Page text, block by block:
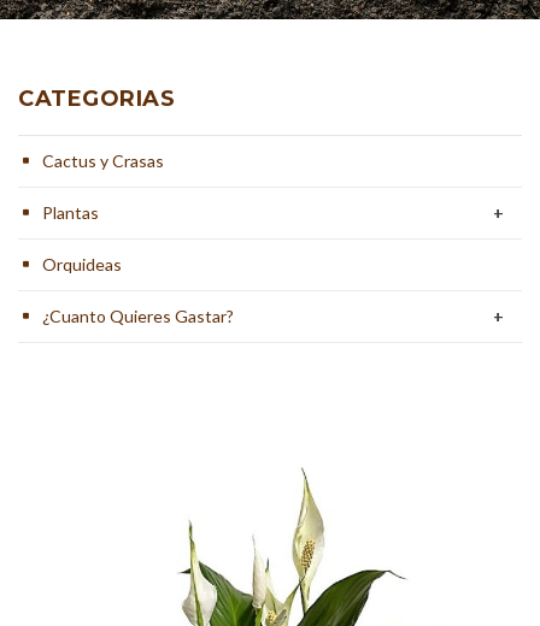
CATEGORIAS
Cactus y Crasas
Plantas +
Orquideas
¿Cuanto Quieres Gastar? +